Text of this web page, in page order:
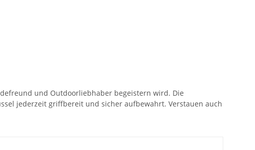
und Outdoorliebhaber begeistern wird. Die
jederzeit griffbereit und sicher aufbewahrt. Verstauen auch